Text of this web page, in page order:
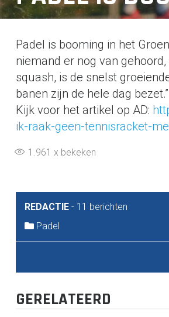
Padel is booming in het
niemand er nog van
squash, is de snelst
banen zijn de hele dag bezet.”
Kijk voor het artikel op AD:
ik-raak-geen-tennisracket-
1.961 x bekeken
REDACTIE- 11 berichten
Padel
GERELATEERD